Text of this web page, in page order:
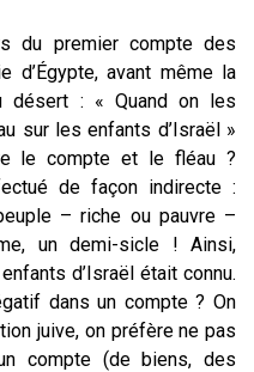
du premier compte des
d’Égypte, avant même la
désert : « Quand on les
sur les enfants d’Israël »
le compte et le fléau ?
de façon indirecte :
– riche ou pauvre –
un demi-sicle ! Ainsi,
d’Israël était connu.
dans un compte ? On
juive, on préfère ne pas
compte (de biens, des